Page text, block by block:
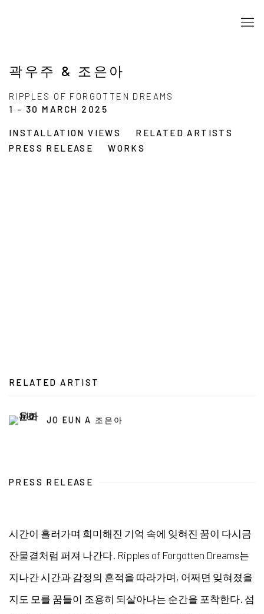
곽우주 & 조은아
RIPPLES OF FORGOTTEN DREAMS
1 - 30 MARCH 2025
INSTALLATION VIEWS
RELATED ARTISTS
PRESS RELEASE
WORKS
RELATED ARTIST
JO EUN A 조은아
PRESS RELEASE
시간이 흘러가며 희미해진 기억 속에 잊혀진 꿈이 다시금
잔물결처럼 퍼져 나간다. Ripples of Forgotten Dreams는
지나간 시간과 감정의 흔적을 따라가며, 어쩌면 잊혀졌을
지도 모를 꿈들이 조용히 되살아나는 순간을 포착한다. 섬